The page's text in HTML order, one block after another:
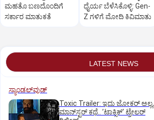
ಮಹತೊ ಬಣದೊಂದಿಗೆ
ಸರ್ಕಾರ ಮಾತುಕತೆ
ಧೈರ್ಯ ಬೆಳೆಸಿಕೊಳ್ಳಿ: Gen-
Z ಗಳಿಗೆ ಮೋದಿ ಕಿವಿಮಾತು
LATEST NEWS
ಸ್ಯಾಂಡಲ್‌ವುಡ್‌
Toxic Trailer: ಇದು ಜೋಕರ್‌ ಅಲ್ಲ,
ಮಾನ್‌ಸ್ಟರ್‌ ಕಥೆ.. ʼಟಾಕ್ಸಿಕ್‌ʼ ಟ್ರೇಲರ್‌